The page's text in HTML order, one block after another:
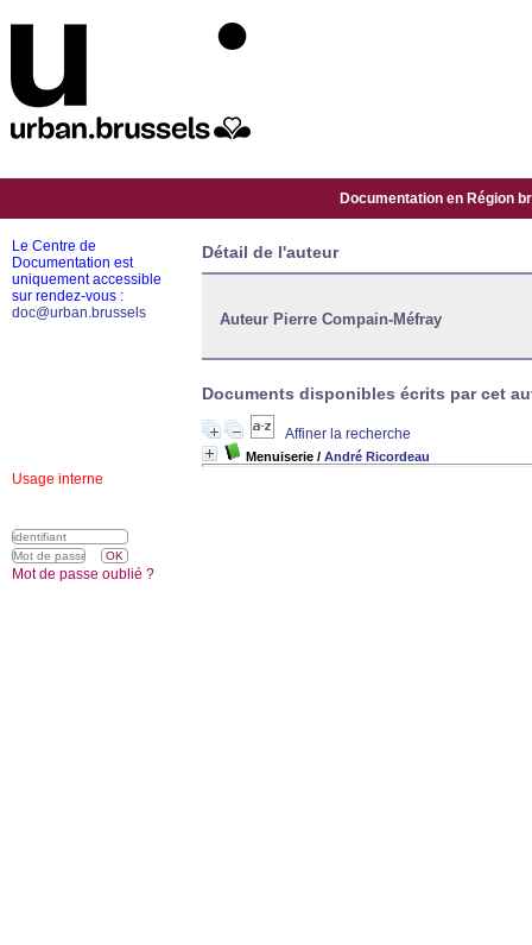
Documentation en Région
Détail de l'auteur
Auteur Pierre Compain-Méfray
Documents disponibles écrits par cet
Affiner la recherche
Menuiserie / André Ricordeau
Le Centre de
Documentation est
uniquement accessible
sur rendez-vous :
doc@urban.brussels
Usage interne
Mot de passe oublié ?